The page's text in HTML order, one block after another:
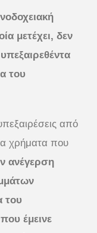
μετέχει, δεν
του
από
χρήματα που
ανέγερση
του
έμεινε